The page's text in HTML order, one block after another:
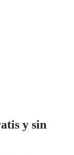
y sin